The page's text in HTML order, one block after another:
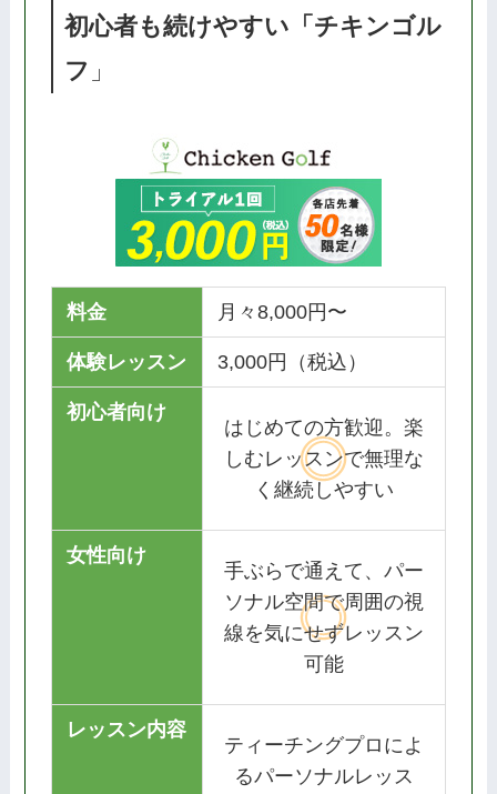
初心者も続けやすい「チキンゴル
フ 」
料金 月々8,000円〜
体験レッスン 3,000円（税込）
初心者向け
はじめての方歓迎。楽
しむレッスンで無理な
く継続しやすい
女性向け
手ぶらで通えて、パー
ソナル空間で周囲の視
線を気にせずレッスン
可能
レッスン内容
ティーチングプロによ
るパーソナルレッス